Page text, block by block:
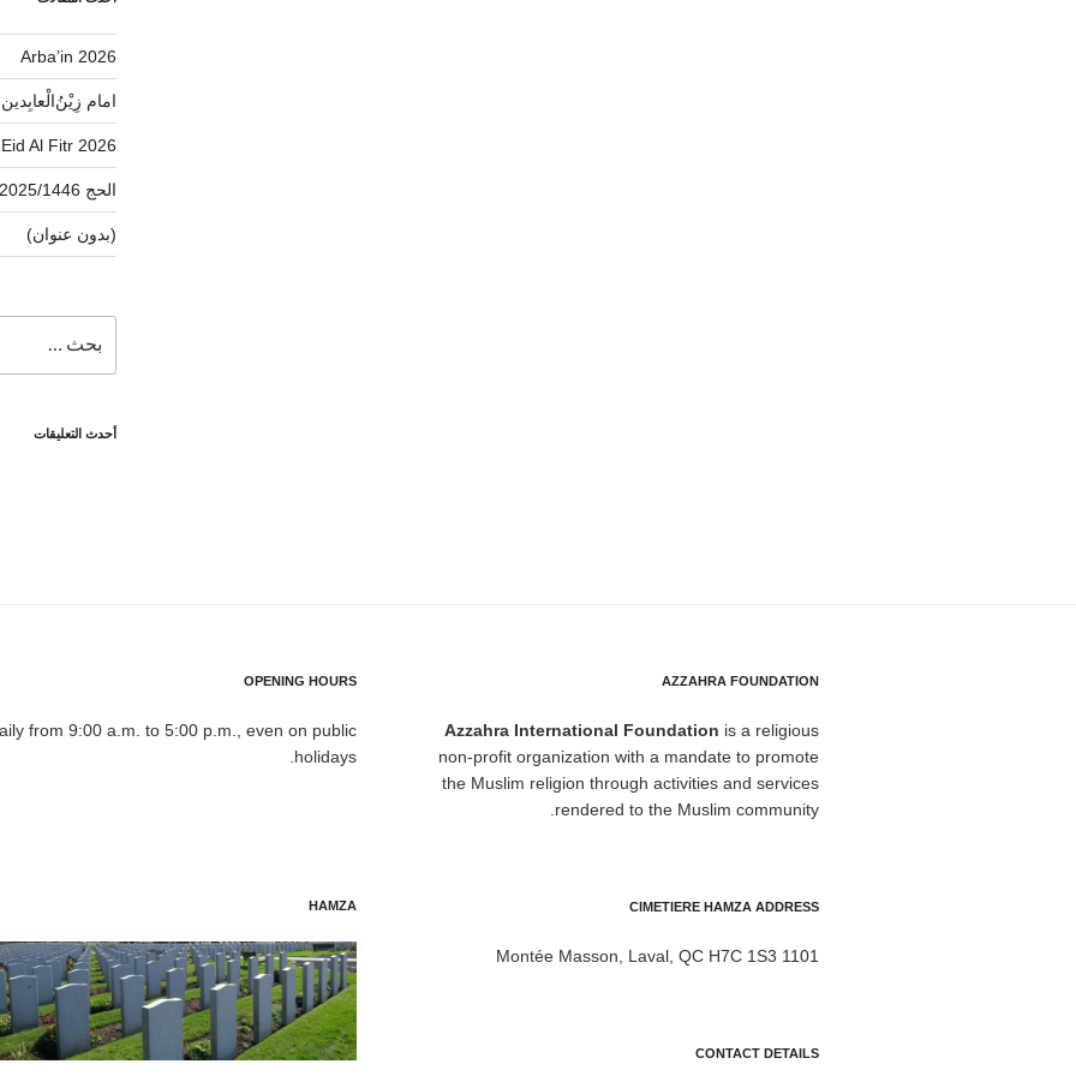
Arba’in 2026
امام زِیْنُ‌الْعابِدین
Eid Al Fitr 2026
الحج 2025/1446 (الباقات والخدمات)
(بدون عنوان)
عن:
أحدث التعليقات
AZZAHRA FOUNDATION
Azzahra International Foundation is a religious
non-profit organization with a mandate to promote
the Muslim religion through activities and services
rendered to the Muslim community.
CIMETIERE HAMZA ADDRESS
1101 Montée Masson, Laval, QC H7C 1S3
CONTACT DETAILS
OPENING HOURS
from 9:00 a.m. to 5:00 p.m., even on public
holidays.
HAMZA